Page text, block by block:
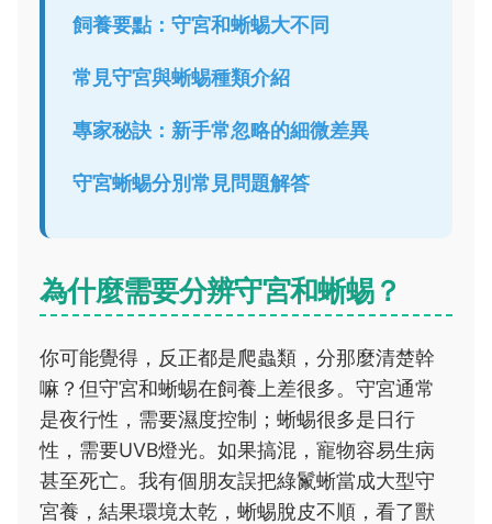
飼養要點：守宮和蜥蜴大不同
常見守宮與蜥蜴種類介紹
專家秘訣：新手常忽略的細微差異
守宮蜥蜴分別常見問題解答
為什麼需要分辨守宮和蜥蜴？
你可能覺得，反正都是爬蟲類，分那麼清楚幹
嘛？但守宮和蜥蜴在飼養上差很多。守宮通常
是夜行性，需要濕度控制；蜥蜴很多是日行
性，需要UVB燈光。如果搞混，寵物容易生病
甚至死亡。我有個朋友誤把綠鬣蜥當成大型守
宮養，結果環境太乾，蜥蜴脫皮不順，看了獸